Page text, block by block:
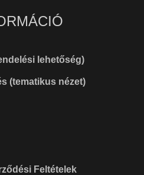
lehetőség)
(tematikus nézet)
Feltételek